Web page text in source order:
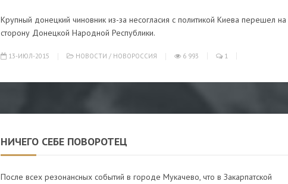
Крупный донецкий чиновник из-за несогласия с политикой Киева перешел на
сторону Донецкой Народной Республики.
13-ИЮЛ-2015 НОВОСТИ / НОВОРОССИЯ 6 993 1
НИЧЕГО СЕБЕ ПОВОРОТЕЦ
После всех резонансных событий в городе Мукачево, что в Закарпатской